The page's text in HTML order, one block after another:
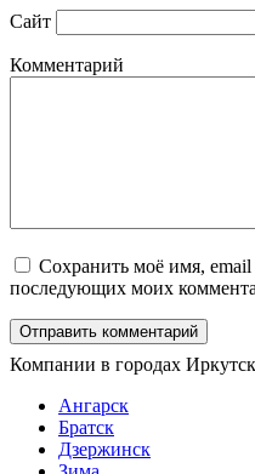
Сайт
Комментарий
Сохранить моё имя, email
последующих моих
Компании в городах
Ангарск
Братск
Дзержинск